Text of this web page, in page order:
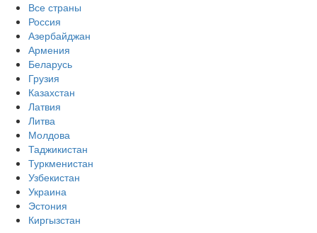
Все страны
Россия
Азербайджан
Армения
Беларусь
Грузия
Казахстан
Латвия
Литва
Молдова
Таджикистан
Туркменистан
Узбекистан
Украина
Эстония
Киргызстан